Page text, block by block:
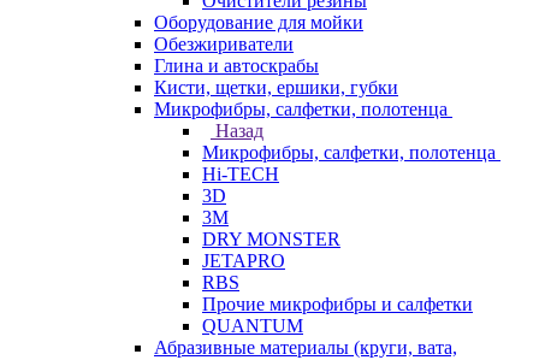
Оборудование для мойки
Обезжириватели
Глина и автоскрабы
Кисти, щетки, ершики, губки
Микрофибры, салфетки, полотенца
Назад
Микрофибры, салфетки, полотенца
Hi-TECH
3D
3М
DRY MONSTER
JETAPRO
RBS
Прочие микрофибры и салфетки
QUANTUM
Абразивные материалы (круги, вата,